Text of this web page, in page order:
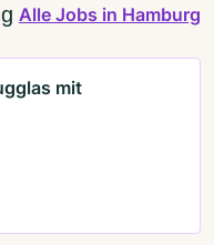
Alle Jobs in Hamburg
mit